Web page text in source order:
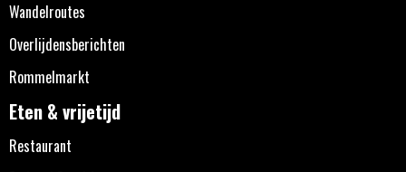
Wandelroutes
Overlijdensberichten
Rommelmarkt
Eten & vrijetijd
Restaurant